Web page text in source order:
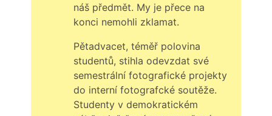
náš předmět. My je přece na
konci nemohli zklamat.
Pětadvacet, téměř polovina
studentů, stihla odevzdat své
semestrální fotografické projekty
do interní fotografcké soutěže.
Studenty v demokratickém